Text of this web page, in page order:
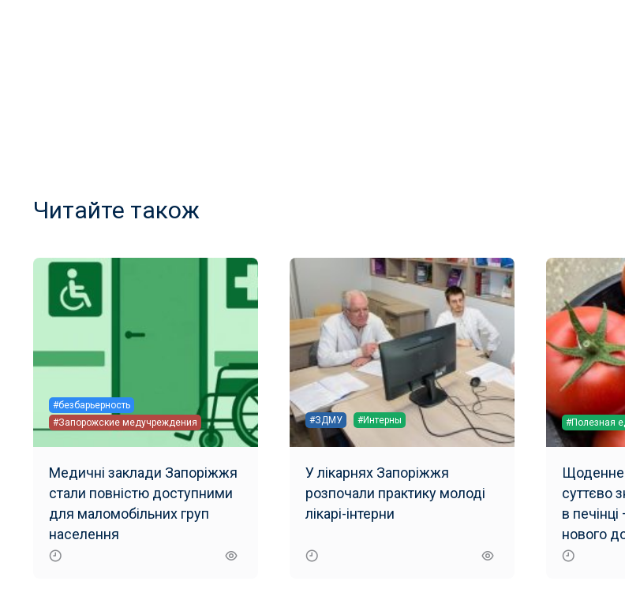
Читайте також
#безбарьерность
#Запорожские медучреждения
Медичні заклади Запоріжжя
стали повністю доступними
для маломобільних груп
населення
#ЗДМУ #Интерны
У лікарнях Запоріжжя
розпочали практику молоді
лікарі-інтерни
#Полезная
Щоденне
суттєво
в
нового